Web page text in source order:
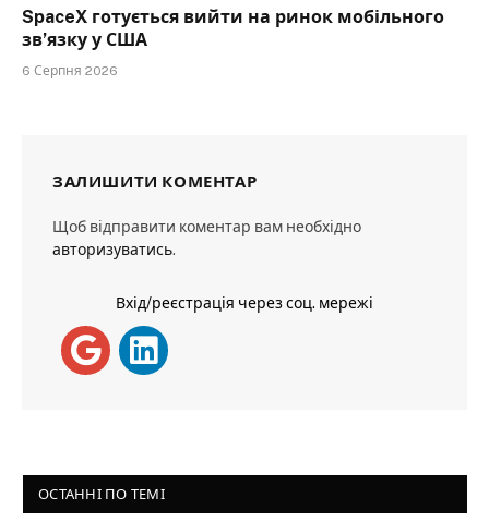
SpaceX готується вийти на ринок мобільного
зв’язку у США
6 Серпня 2026
ЗАЛИШИТИ КОМЕНТАР
Щоб відправити коментар вам необхідно
авторизуватись.
Вхід/реєстрація через соц. мережі
ОСТАННІ ПО ТЕМІ